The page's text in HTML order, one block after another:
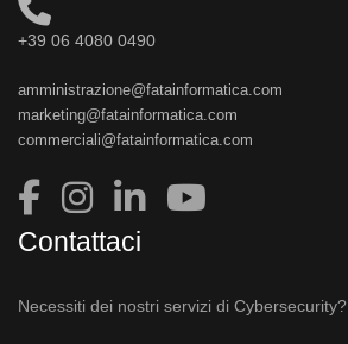
+39 06 4080 0490
amministrazione@fatainformatica.com
marketing@fatainformatica.com
commerciali@fatainformatica.com
Contattaci
Necessiti dei nostri servizi di Cybersecurity?